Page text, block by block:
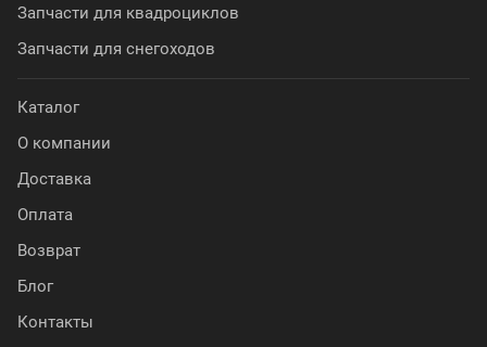
Запчасти для квадроциклов
Запчасти для снегоходов
Каталог
О компании
Доставка
Оплата
Возврат
Блог
Контакты